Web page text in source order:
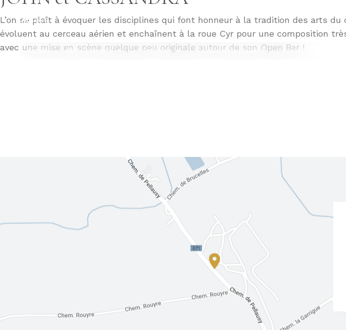
Accueil Notre Domaine Séminaires Événements privés Restaurant
L’on se plaît à évoquer les disciplines qui font honneur à la tradition des arts
évoluent au cerceau aérien et enchaînent à la roue Cyr pour une composition
avec une mise en scène quelque peu originale autour de son Open Bar !